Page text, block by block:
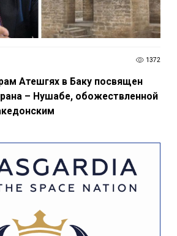
1372
Атешгях в Баку посвящен
– Нушабе, обожествленной